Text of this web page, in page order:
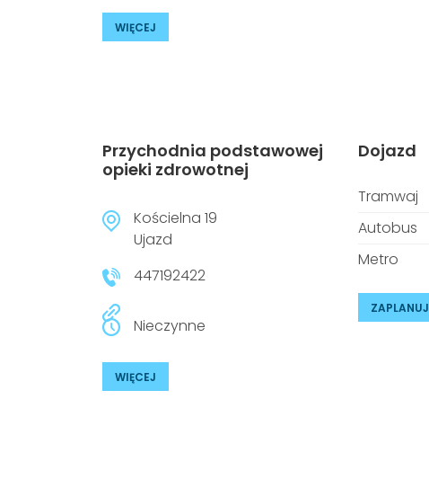
WIĘCEJ
Przychodnia podstawowej
opieki zdrowotnej
Kościelna 19
Ujazd
447192422
Nieczynne
WIĘCEJ
Dojazd
Tramwaj
Autobus
Metro
ZAPLANUJ